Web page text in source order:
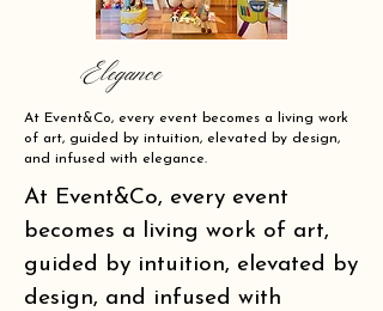
Elegance
At Event&Co, every event becomes a living work
of art, guided by intuition, elevated by design,
and infused with elegance.
At Event&Co, every event
becomes a living work of art,
guided by intuition, elevated by
design, and infused with